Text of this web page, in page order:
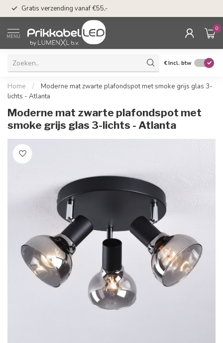
Gratis verzending vanaf €55,-
MENU
0
€Incl. btw
Home /
Moderne mat zwarte plafondspot met smoke grijs glas 3-
lichts - Atlanta
Moderne mat zwarte plafondspot met
smoke grijs glas 3-lichts - Atlanta